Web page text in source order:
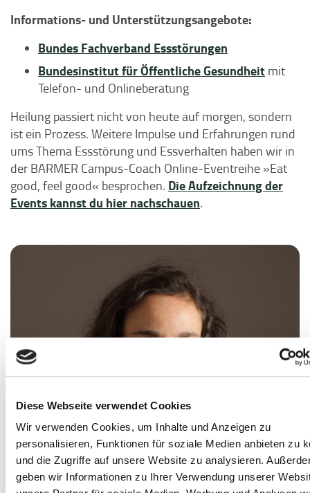
Diese Webseite verwendet Cookies
Wir verwenden Cookies, um Inhalte und Anzeigen zu
personalisieren, Funktionen für soziale Medien anbieten zu
und die Zugriffe auf unsere Website zu analysieren.
geben wir Informationen zu Ihrer Verwendung unserer
Informations- und Unterstützungsangebote:
Bundes Fachverband Essstörungen
Bundesinstitut für Öffentliche Gesundheit mit
Telefon- und Onlineberatung
Heilung passiert nicht von heute auf morgen, sondern
ist ein Prozess. Weitere Impulse und Erfahrungen rund
ums Thema Essstörung und Essverhalten haben wir in
der BARMER Campus-Coach Online-Eventreihe »Eat
good, feel good« besprochen. Die Aufzeichnung der
Events kannst du hier nachschauen.